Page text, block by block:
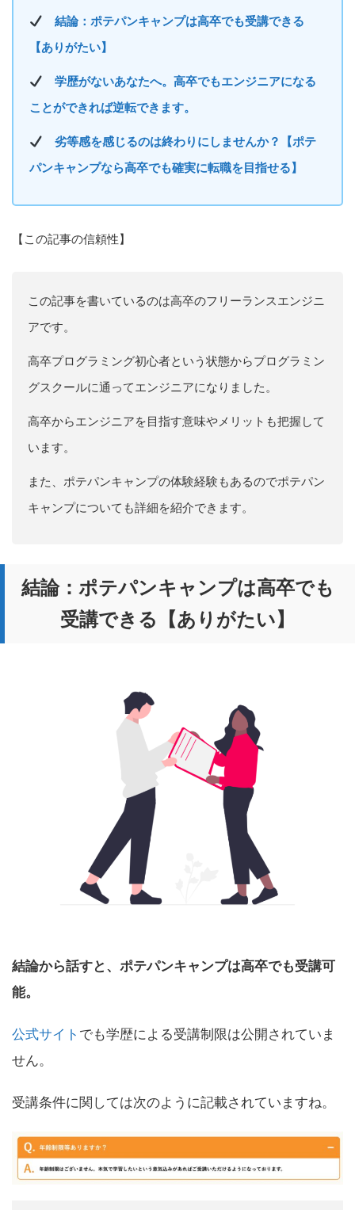
結論：ポテパンキャンプは高卒でも受講できる
【ありがたい】
学歴がないあなたへ。高卒でもエンジニアになる
ことができれば逆転できます。
劣等感を感じるのは終わりにしませんか？【ポテ
パンキャンプなら高卒でも確実に転職を目指せる】
【この記事の信頼性】
この記事を書いているのは高卒のフリーランスエンジニ
アです。
高卒プログラミング初心者という状態からプログラミン
グスクールに通ってエンジニアになりました。
高卒からエンジニアを目指す意味やメリットも把握して
います。
また、ポテパンキャンプの体験経験もあるのでポテパン
キャンプについても詳細を紹介できます。
結論：ポテパンキャンプは高卒でも
受講できる【ありがたい】
結論から話すと、ポテパンキャンプは高卒でも受講可
能。
公式サイト でも学歴による受講制限は公開されていま
せん。
受講条件に関しては次のように記載されていますね。